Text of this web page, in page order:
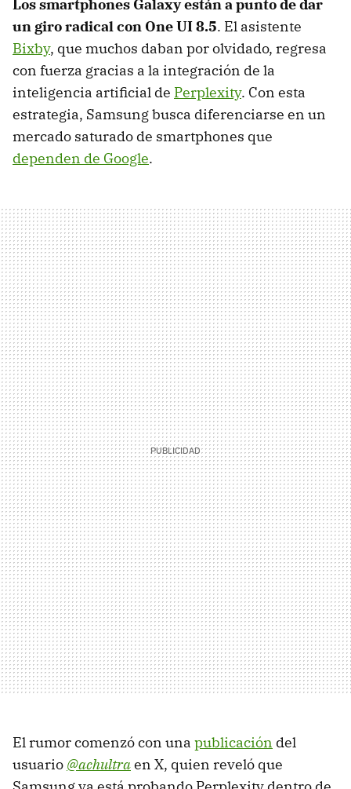
Los smartphones Galaxy están a punto de dar
un giro radical con One UI 8.5. El asistente
Bixby, que muchos daban por olvidado, regresa
con fuerza gracias a la integración de la
inteligencia artificial de Perplexity. Con esta
estrategia, Samsung busca diferenciarse en un
mercado saturado de smartphones que
dependen de Google.
El rumor comenzó con una publicación del
usuario @achultraen X, quien reveló que